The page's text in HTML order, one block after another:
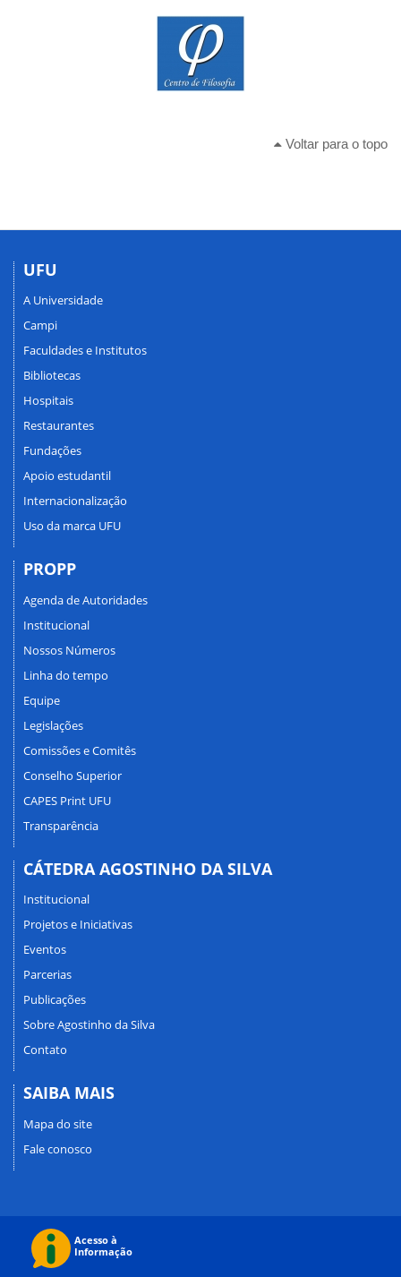
Voltar para o topo
UFU
A Universidade
Campi
Faculdades e Institutos
Bibliotecas
Hospitais
Restaurantes
Fundações
Apoio estudantil
Internacionalização
Uso da marca UFU
PROPP
Agenda de Autoridades
Institucional
Nossos Números
Linha do tempo
Equipe
Legislações
Comissões e Comitês
Conselho Superior
CAPES Print UFU
Transparência
CÁTEDRA AGOSTINHO DA SILVA
Institucional
Projetos e Iniciativas
Eventos
Parcerias
Publicações
Sobre Agostinho da Silva
Contato
SAIBA MAIS
Mapa do site
Fale conosco